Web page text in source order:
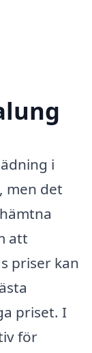
i
men det
att
priser kan
priset. I
för